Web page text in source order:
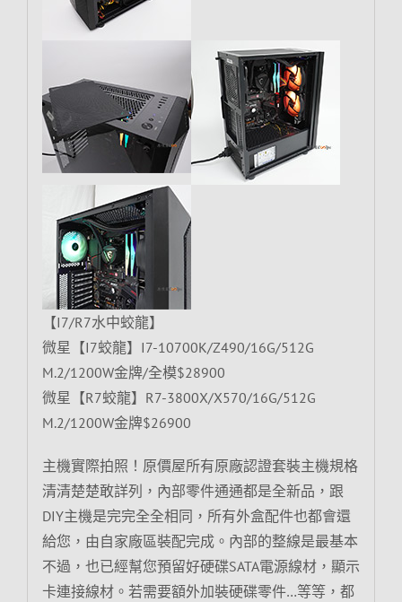
【I7/R7水中蛟龍】
微星【I7蛟龍】I7-10700K/Z490/16G/512G
M.2/1200W金牌/全模$28900
微星【R7蛟龍】R7-3800X/X570/16G/512G
M.2/1200W金牌$26900
主機實際拍照！原價屋所有原廠認證套裝主機規格
清清楚楚敢詳列，內部零件通通都是全新品，跟
DIY主機是完完全全相同，所有外盒配件也都會還
給您，由自家廠區裝配完成。內部的整線是最基本
不過，也已經幫您預留好硬碟SATA電源線材，顯示
卡連接線材。若需要額外加裝硬碟零件…等等，都